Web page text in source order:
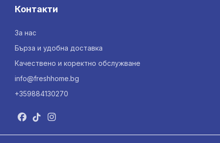
Контакти
За нас
Бърза и удобна доставка
Качествено и коректно обслужване
info@freshhome.bg
+359884130270